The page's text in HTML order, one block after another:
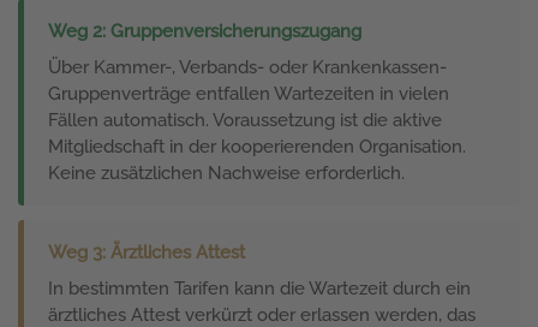
Weg 2: Gruppenversicherungszugang
Über Kammer-, Verbands- oder Krankenkassen-
Gruppenverträge entfallen Wartezeiten in vielen
Fällen automatisch. Voraussetzung ist die aktive
Mitgliedschaft in der kooperierenden Organisation.
Keine zusätzlichen Nachweise erforderlich.
Weg 3: Ärztliches Attest
In bestimmten Tarifen kann die Wartezeit durch ein
ärztliches Attest verkürzt oder erlassen werden, das